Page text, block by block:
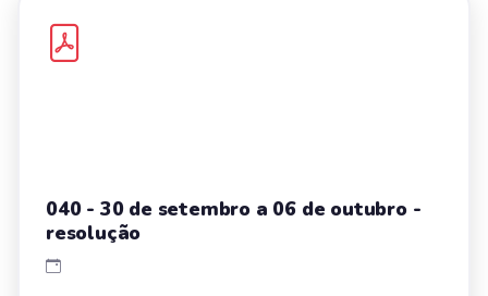
040 - 30 de setembro a 06 de outubro -
resolução